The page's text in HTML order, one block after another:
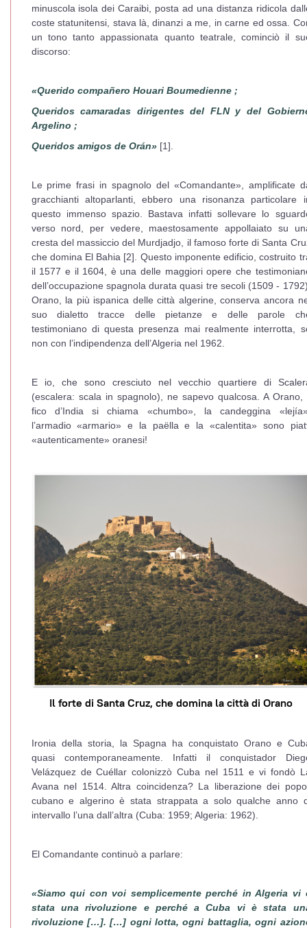
minuscola isola dei Caraibi, posta ad una distanza ridicola
coste statunitensi, stava là, dinanzi a me, in carne ed ossa.
un tono tanto appassionata quanto teatrale, cominciò il
discorso:
«Querido compañero Houari Boumedienne ;
Queridos camaradas dirigentes del FLN y del
Argelino ;
Queridos amigos de Orán»[1].
Le prime frasi in spagnolo del «Comandante», amplificate
gracchianti altoparlanti, ebbero una risonanza particolare
questo immenso spazio. Bastava infatti sollevare lo
verso nord, per vedere, maestosamente appollaiato su
cresta del massiccio del Murdjadjo, il famoso forte di Santa
che domina El Bahia [2]. Questo imponente edificio, costruito
il 1577 e il 1604, è una delle maggiori opere che
dell’occupazione spagnola durata quasi tre secoli (1509 -
Orano, la più ispanica delle città algerine, conserva ancora
suo dialetto tracce delle pietanze e delle parole
testimoniano di questa presenza mai realmente interrotta,
non con l’indipendenza dell’Algeria nel 1962.
E io, che sono cresciuto nel vecchio quartiere di
(escalera: scala in spagnolo), ne sapevo qualcosa. A Orano,
fico d’India si chiama «chumbo», la candeggina
l’armadio «armario» e la paëlla e la «calentita» sono
«autenticamente» oranesi!
Il forte di Santa Cruz, che domina la città di Orano
Ironia della storia, la Spagna ha conquistato Orano e
quasi contemporaneamente. Infatti il conquistador
Velázquez de Cuéllar colonizzò Cuba nel 1511 e vi fondò
Avana nel 1514. Altra coincidenza? La liberazione dei
cubano e algerino è stata strappata a solo qualche anno
intervallo l’una dall’altra (Cuba: 1959; Algeria: 1962).
El Comandante continuò a parlare:
«Siamo qui con voi semplicemente perché in Algeria vi
stata una rivoluzione e perché a Cuba vi è stata
rivoluzione […]. […] ogni lotta, ogni battaglia, ogni